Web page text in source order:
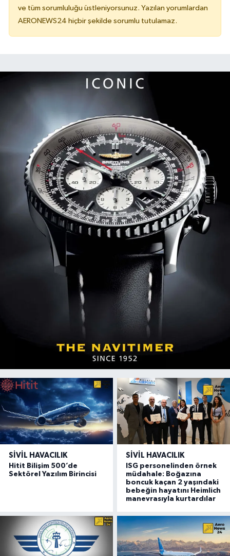
ve tüm sorumluluğu üstleniyorsunuz. Yazılan yorumlardan
AERONEWS24 hiçbir şekilde sorumlu tutulamaz.
SIVIL HAVACILIK
Hitit Bilişim 500’de
Sektörel Yazılım Birincisi
SIVIL HAVACILIK
ISG personelinden örnek
müdahale: Boğazına
boncuk kaçan 2 yaşındaki
bebeğin hayatını Heimlich
manevrasıyla kurtardılar